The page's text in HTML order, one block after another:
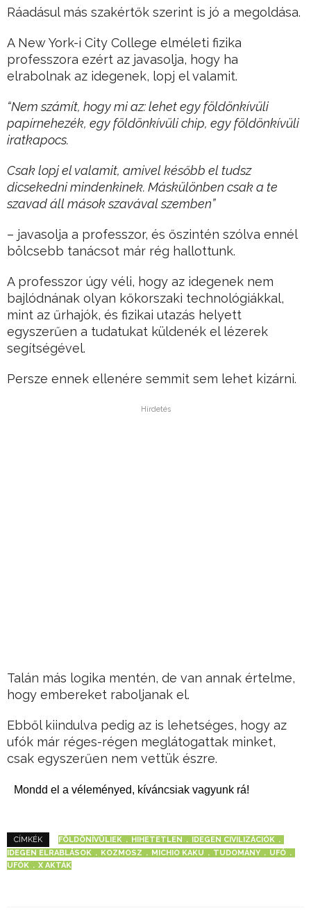
Ráadásul más szakértők szerint is jó a megoldása.
A New York-i City College elméleti fizika
professzora ezért az javasolja, hogy ha
elrabolnak az idegenek, lopj el valamit.
“Nem számít, hogy mi az: lehet egy földönkívüli
papírnehezék, egy földönkívüli chip, egy földönkívüli
iratkapocs.
Csak lopj el valamit, amivel később el tudsz
dicsekedni mindenkinek. Máskülönben csak a te
szavad áll mások szavával szemben”
– javasolja a professzor, és őszintén szólva ennél
bölcsebb tanácsot már rég hallottunk.
A professzor úgy véli, hogy az idegenek nem
bajlódnának olyan kőkorszaki technológiákkal,
mint az űrhajók, és fizikai utazás helyett
egyszerűen a tudatukat küldenék el lézerek
segítségével.
Persze ennek ellenére semmit sem lehet kizárni.
Hirdetés
Talán más logika mentén, de van annak értelme,
hogy embereket raboljanak el.
Ebből kiindulva pedig az is lehetséges, hogy az
ufók már réges-régen meglátogattak minket,
csak egyszerűen nem vettük észre.
Mondd el a véleményed, kíváncsiak vagyunk rá!
CÍMKÉK FÖLDÖNÍVÜLIEK HIHETETLEN
IDEGEN CIVILIZÁCIÓK
IDEGEN ELRABLÁSOK
KOZMOSZ MICHIO KAKU TUDOMÁNY
UFÓ
UFÓK
X AKTÁK